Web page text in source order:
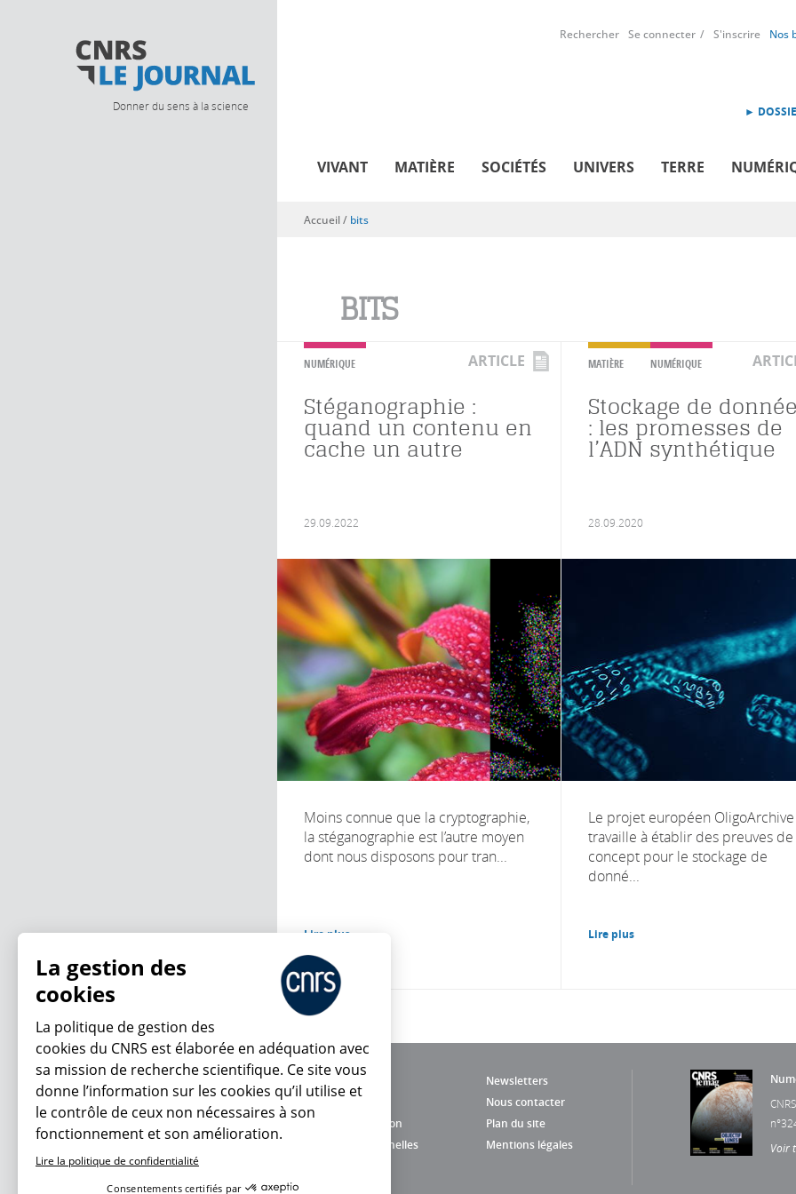
Donner du sens à la science
Rechercher Se connecter S'inscrire Nos
►
VIVANT MATIÈRE SOCIÉTÉS UNIVERS TERRE
Vous êtes ici
Accueil/ bits
BITS
NUMÉRIQUE ARTICLE
Stéganographie :
quand un contenu en
cache un autre
29.09.2022
Moins connue que la cryptographie,
la stéganographie est l’autre moyen
dont nous disposons pour tran...
Lire plus
MATIÈRE NUMÉRIQUE
Stockage de
: les promesses de
l’ADN synthétique
28.09.2020
Le projet européen OligoArchive
travaille à établir des preuves de
concept pour le stockage de
donné...
Lire plus
Newsletters
Nous contacter
Charte d'utilisation
Plan du site
Données personnelles
Mentions légales
Voir
En ce moment
La gestion des
cookies
La politique de gestion des
cookies du CNRS est élaborée en adéquation avec
sa mission de recherche scientifique. Ce site vous
donne l’information sur les cookies qu’il utilise et
le contrôle de ceux non nécessaires à son
fonctionnement et son amélioration.
Lire la politique de confidentialité
Consentements certifiés par